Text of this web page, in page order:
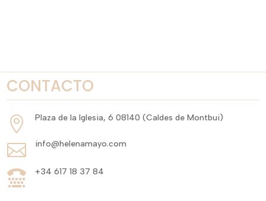
CONTACTO
 Plaza de la Iglesia, 6 08140 (Caldes de Montbui)
 info@helenamayo.com
 +34 617 18 37 84